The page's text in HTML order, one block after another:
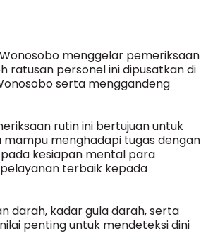
menggelar pemeriksaan
ratusan personel ini dipusatkan di
serta menggandeng
rutin ini bertujuan untuk
menghadapi tugas dengan
kesiapan mental para
terbaik kepada
darah, kadar gula darah, serta
penting untuk mendeteksi dini